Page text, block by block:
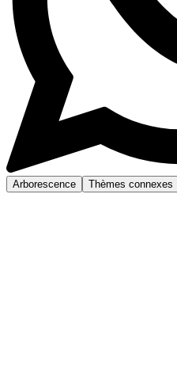
Arborescence Thèmes connexes